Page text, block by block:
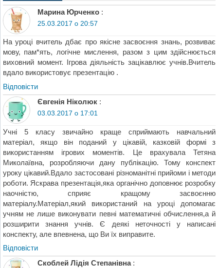
Марина Юрченко :
25.03.2017 о 20:57
На уроці вчитель дбає про якісне засвоєння знань, розвиває
мову, пам*ять, логічне мислення, разом з цим здійснюється
виховний момент. Ігрова діяльність зацікавлює учнів.Вчитель
вдало використовує презентацію .
Відповіcти
Євгенія Ніколюк :
03.03.2017 о 17:01
Учні 5 класу звичайно краще сприймають навчальний
матеріал, якщо він поданий у цікавій, казковій формі з
використанням ігрових моментів. Це врахувала Тетяна
Миколаївна, розробляючи дану публікацію. Тому конспект
уроку цікавий.Вдало застосовані різноманітні прийоми і методи
роботи. Яскрава презентація,яка органічно доповнює розробку
наочністю, сприяє кращому засвоєнню
матеріалу.Матеріал,який використаний на уроці допомагає
учням не лише виконувати певні математичні обчислення,а й
розширити знання учнів. Є деякі неточності у написані
конспекту, але впевнена, що Ви їх виправите.
Відповіcти
Скоблей Лідія Степанівна :